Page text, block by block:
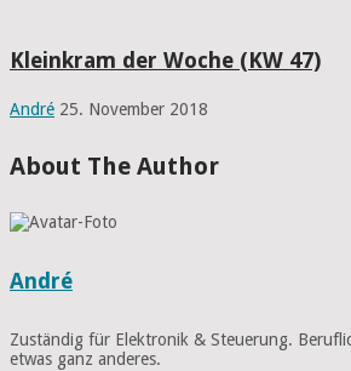
Kleinkram der Woche (KW 47)
André 25. November 2018
About The Author
André
Zuständig für Elektronik & Steuerung.
etwas ganz anderes.